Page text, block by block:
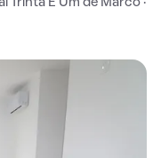
Trinta E Um de Marco ·